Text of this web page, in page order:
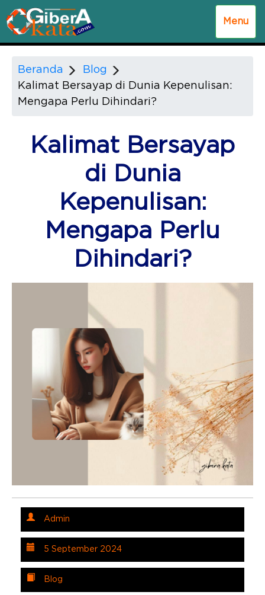
Menu
Beranda
Blog
Kalimat Bersayap di Dunia Kepenulisan:
Mengapa Perlu Dihindari?
Kalimat Bersayap
di Dunia
Kepenulisan:
Mengapa Perlu
Dihindari?
Admin
5 September 2024
Blog